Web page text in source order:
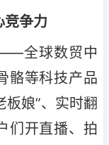
竞争力
全球数贸中
骼等科技产品
板娘”、实时翻
们开直播、拍